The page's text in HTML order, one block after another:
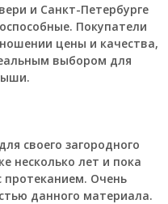
и Санкт-Петербурге
Покупатели
цены и качества,
выбором для
своего загородного
несколько лет и пока
протеканием. Очень
данного материала.